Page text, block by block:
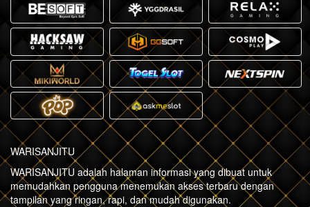
WARISANJITU
WARISANJITU adalah halaman informasi yang dibuat untuk
memudahkan pengguna menemukan akses terbaru dengan
tampilan yang ringan, rapi, dan mudah digunakan.